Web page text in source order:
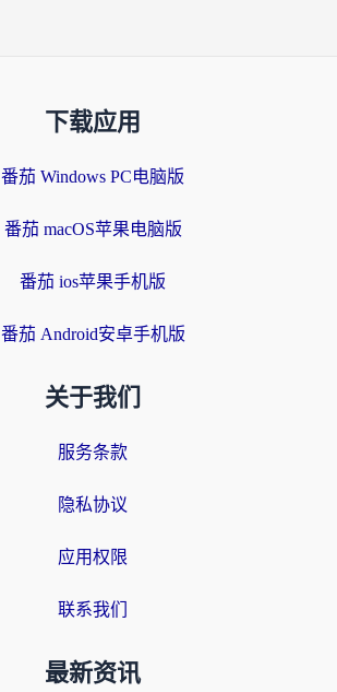
下载应用
番茄 Windows PC电脑版
番茄 macOS苹果电脑版
番茄 ios苹果手机版
番茄 Android安卓手机版
关于我们
服务条款
隐私协议
应用权限
联系我们
最新资讯